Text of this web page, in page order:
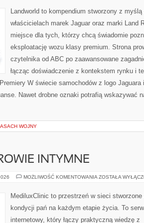
Landworld to kompendium stworzony z myślą
właścicielach marek Jaguar oraz marki Land
miejsce dla tych, którzy chcą świadomie
eksploatację wozu klasy premium. Strona
czytelnika od ABC po zaawansowane
łącząc doświadczenie z kontekstem rynku i
W świecie samochodów z logo Jaguara i
Nawet drobne oznaki potrafią wskazywać
WOJNY
INTYMNE
MOŻLIWOŚĆ KOMENTOWANIA STYL
ZDROWIE
INTYMNE
ZOSTAŁA
MediluxClinic to przestrzeń w sieci
kondycji pań na każdym etapie życia. To
internetowy, który łączy praktyczną wiedzę z